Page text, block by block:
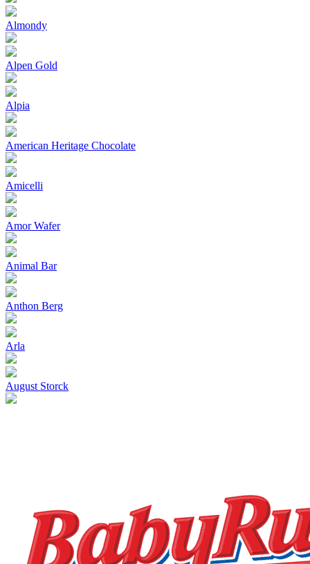
Almondy
Alpen Gold
Alpia
American Heritage Chocolate
Amicelli
Amor Wafer
Animal Bar
Anthon Berg
Arla
August Storck